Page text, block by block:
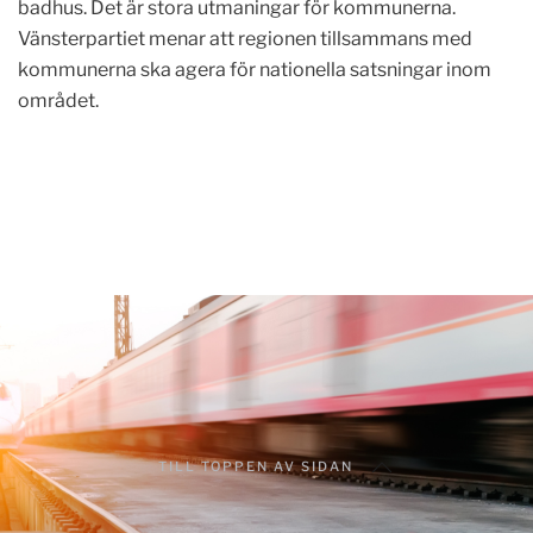
badhus. Det är stora utmaningar för kommunerna.
Vänsterpartiet menar att regionen tillsammans med
kommunerna ska agera för nationella satsningar inom
området.
TILL TOPPEN AV SIDAN